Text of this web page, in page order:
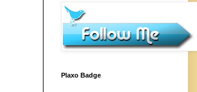
Plaxo Badge